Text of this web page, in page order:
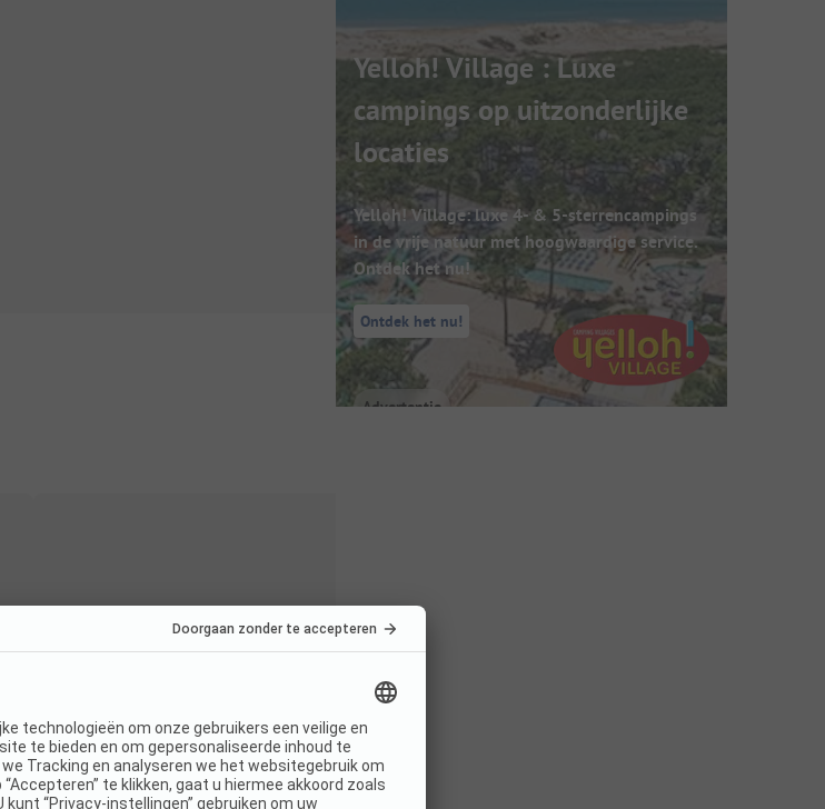
Yelloh! Village : Luxe
campings op uitzonderlijke
locaties
Yelloh! Village: luxe 4- & 5-sterrencampings
in de vrije natuur met hoogwaardige service.
Ontdek het nu!
Ontdek het nu!